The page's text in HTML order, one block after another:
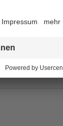
zu den Top-
über vier
und